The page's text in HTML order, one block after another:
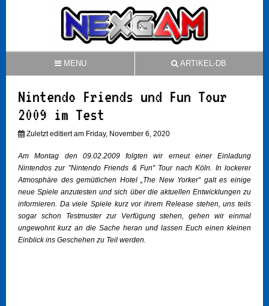
MENU ARTIKEL-DB
Nintendo Friends und Fun Tour
2009 im Test
Zuletzt editiert am Friday, November 6, 2020
Am Montag den 09.02.2009 folgten wir erneut einer Einladung
Nintendos zur "Nintendo Friends & Fun" Tour nach Köln. In lockerer
Atmosphäre des gemütlichen Hotel „The New Yorker“ galt es einige
neue Spiele anzutesten und sich über die aktuellen Entwicklungen zu
informieren. Da viele Spiele kurz vor ihrem Release stehen, uns teils
sogar schon Testmuster zur Verfügung stehen, gehen wir einmal
ungewohnt kurz an die Sache heran und lassen Euch einen kleinen
Einblick ins Geschehen zu Teil werden.